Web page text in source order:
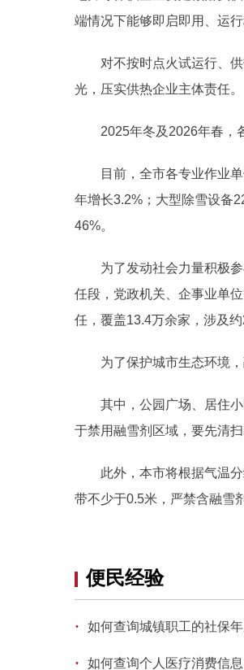
端情况下能够即启即用、运行
对不按时点火试运行、供
光，压实供热企业主体责任。
2025年冬及2026年春，各
目前，全市各专业作业单
年增长3.2%；大型除雪设备
46%。
为了发动社会力量积极参
任段，党政机关、企事业单
任，覆盖13.4万余家，涉及
为了保护城市生态环境，
其中，公园广场、居住小
于禁用融雪剂区域，要先清
此外，本市将根据气温分
带不少于0.5米，严禁含融雪
便民经验
· 如何查询城镇职工的社保
· 如何查询个人医疗消费信息